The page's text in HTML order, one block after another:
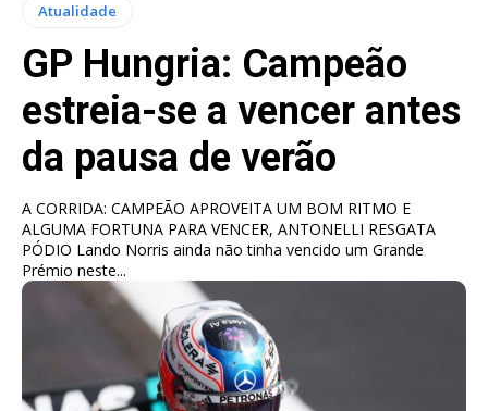
Atualidade
GP Hungria: Campeão
estreia-se a vencer antes
da pausa de verão
A CORRIDA: CAMPEÃO APROVEITA UM BOM RITMO E
ALGUMA FORTUNA PARA VENCER, ANTONELLI RESGATA
PÓDIO Lando Norris ainda não tinha vencido um Grande
Prémio neste...